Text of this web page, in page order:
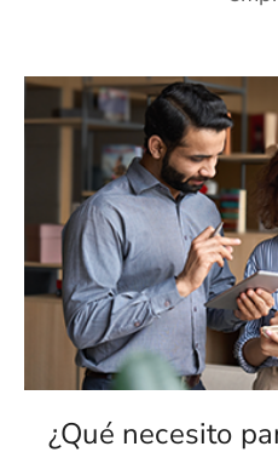
¿Qué necesito